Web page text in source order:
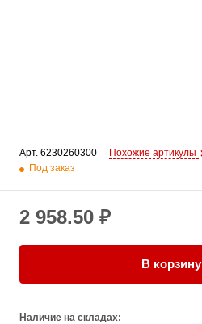
Арт. 6230260300
Похожие артикулы
Под заказ
2 958.50 ₽
В корзину
Наличие на складах: